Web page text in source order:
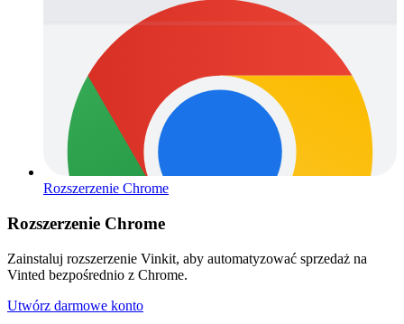
Rozszerzenie Chrome
Rozszerzenie Chrome
Zainstaluj rozszerzenie Vinkit, aby automatyzować sprzedaż na
Vinted bezpośrednio z Chrome.
Utwórz darmowe konto